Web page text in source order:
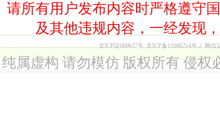
请所有用户发布内容时严格遵守
及其他违规内容，一经发现
京ICP证080637号 京ICP备12006214号-2 网出
纯属虚构 请勿模仿 版权所有 侵权